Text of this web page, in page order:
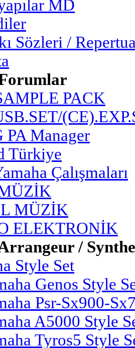
MD
Sözleri /
PACK
PA Manager
Türkiye
Çalışmaları
MÜZİK
ELEKTRONİK
/
Style Set
Genos Style
Psr-Sx900-
A5000 Style
Tyros5 Style